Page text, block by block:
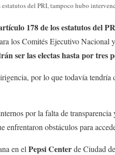
estatutos del PRI, tampoco hubo
178 de los estatutos del
los Comités Ejecutivo Nacional
ser las electas hasta por tres
por lo que todavía tendría
por la falta de
enfrentaron obstáculos para
en el Pepsi Centerde Ciudad